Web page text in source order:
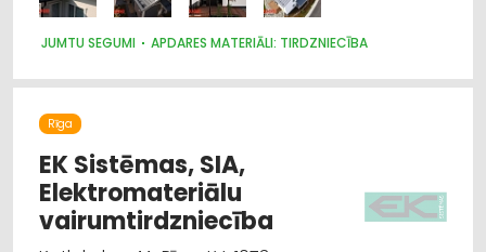
JUMTU SEGUMI APDARES MATERIĀLI: TIRDZNIECĪBA
Rīga
EK Sistēmas, SIA,
Elektromateriālu
vairumtirdzniecība